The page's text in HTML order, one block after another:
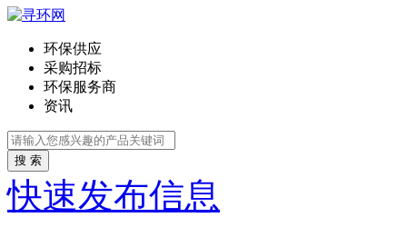
环保供应
采购招标
环保服务商
资讯
搜 索
快速发布信息